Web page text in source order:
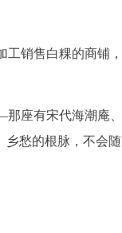
销售白粿的商铺，
座有宋代海潮庵、
乡愁的根脉，不会随